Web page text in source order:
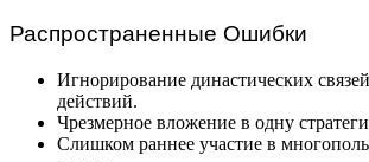
Распространенные Ошибки
Игнорирование династических
действий.
Чрезмерное вложение в одну
Слишком раннее участие в